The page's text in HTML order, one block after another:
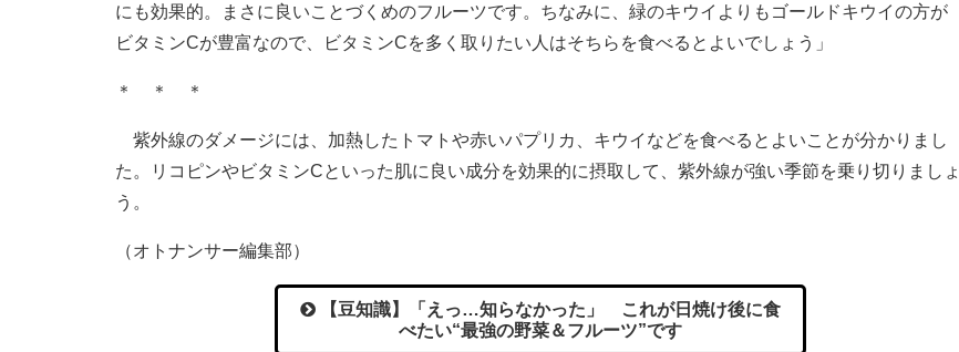
にも効果的。まさに良いことづくめのフルーツです。ちなみに、緑のキウイよりもゴールドキウイの方が
ビタミンCが豊富なので、ビタミンCを多く取りたい人はそちらを食べるとよいでしょう」
＊ ＊ ＊
紫外線のダメージには、加熱したトマトや赤いパプリカ、キウイなどを食べるとよいことが分かりまし
た。リコピンやビタミンCといった肌に良い成分を効果的に摂取して、紫外線が強い季節を乗り切りましょ
う。
（オトナンサー編集部）
【豆知識】「えっ…知らなかった」 これが日焼け後に食
べたい“最強の野菜＆フルーツ”です